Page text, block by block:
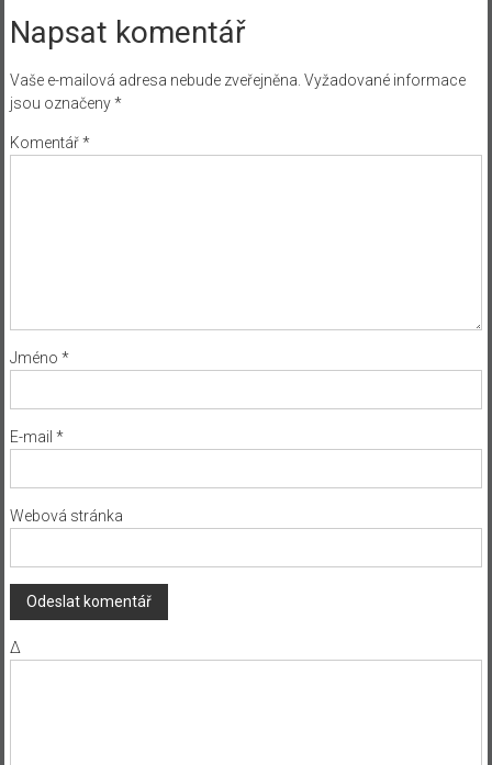
Napsat komentář
Vaše e-mailová adresa nebude zveřejněna. Vyžadované informace
jsou označeny*
Komentář*
Jméno *
E-mail *
Webová stránka
Δ